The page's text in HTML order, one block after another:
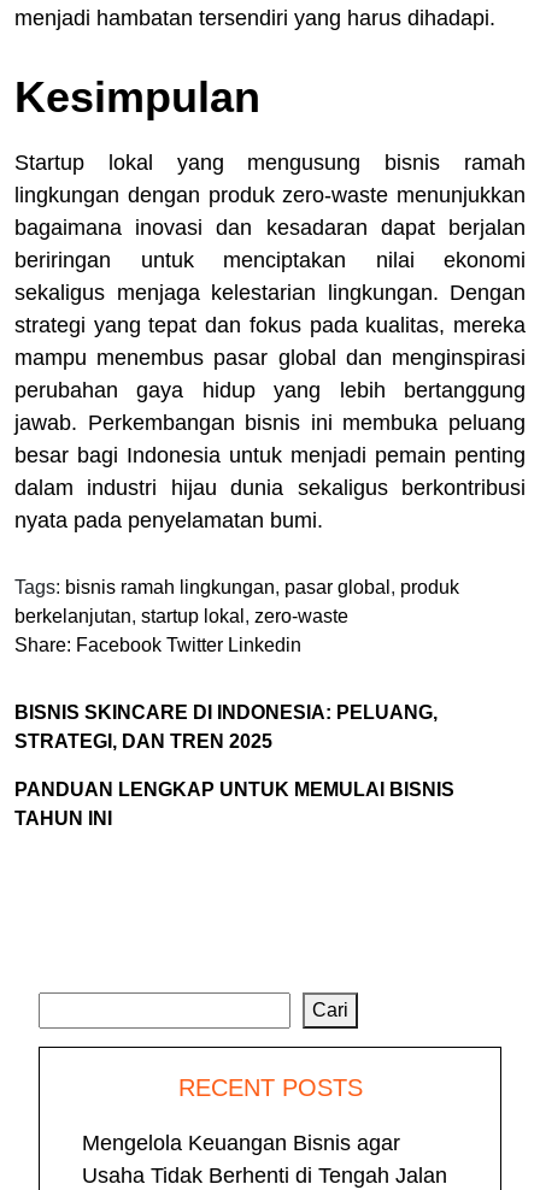
menjadi hambatan tersendiri yang harus dihadapi.
Kesimpulan
Startup lokal yang mengusung bisnis ramah
lingkungan dengan produk zero-waste menunjukkan
bagaimana inovasi dan kesadaran dapat berjalan
beriringan untuk menciptakan nilai ekonomi
sekaligus menjaga kelestarian lingkungan. Dengan
strategi yang tepat dan fokus pada kualitas, mereka
mampu menembus pasar global dan menginspirasi
perubahan gaya hidup yang lebih bertanggung
jawab. Perkembangan bisnis ini membuka peluang
besar bagi Indonesia untuk menjadi pemain penting
dalam industri hijau dunia sekaligus berkontribusi
nyata pada penyelamatan bumi.
Tags: bisnis ramah lingkungan, pasar global , produk
berkelanjutan, startup lokal , zero-waste
Share: Facebook Twitter Linkedin
BISNIS SKINCARE DI INDONESIA: PELUANG,
STRATEGI, DAN TREN 2025
PANDUAN LENGKAP UNTUK MEMULAI BISNIS
TAHUN INI
Cari
RECENT POSTS
Mengelola Keuangan Bisnis agar
Usaha Tidak Berhenti di Tengah Jalan